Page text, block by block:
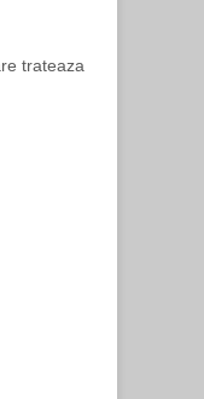
trateaza